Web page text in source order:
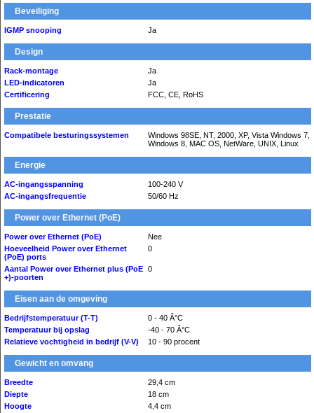
Beveiliging
IGMP snooping Ja
Design
Rack-montage
Ja
LED-indicatoren
Ja
Certificering
FCC, CE, RoHS
Prestatie
Compatibele besturingssystemen
Windows 98SE, NT, 2000, XP, Vista Windows 7,
Windows 8, MAC OS, NetWare, UNIX, Linux
Energie
AC-ingangsspanning
100-240 V
AC-ingangsfrequentie
50/60 Hz
Power over Ethernet (PoE)
Power over Ethernet (PoE)
Nee
Hoeveelheid Power over Ethernet
(PoE) ports
0
Aantal Power over Ethernet plus (PoE
+)-poorten
0
Eisen aan de omgeving
Bedrijfstemperatuur (T-T)
0 - 40 Â°C
Temperatuur bij opslag
-40 - 70 Â°C
Relatieve vochtigheid in bedrijf (V-V)
10 - 90 procent
Gewicht en omvang
Breedte
29,4 cm
Diepte
18 cm
Hoogte
4,4 cm